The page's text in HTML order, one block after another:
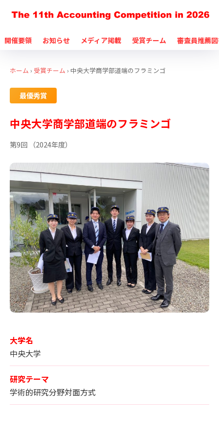
開催要領 お知らせ メディア掲載 受賞チーム 審査員推薦
ホーム › 受賞チーム › 中央大学商学部道端のフラミンゴ
最優秀賞
中央大学商学部道端のフラミンゴ
第9回 （2024年度）
大学名
中央大学
研究テーマ
学術的研究分野対面方式